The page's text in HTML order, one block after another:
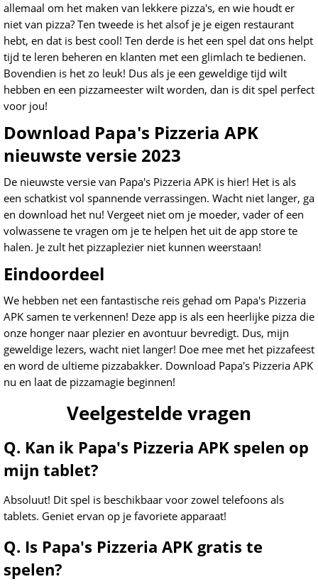
allemaal om het maken van lekkere pizza's, en wie houdt er
niet van pizza? Ten tweede is het alsof je je eigen restaurant
hebt, en dat is best cool! Ten derde is het een spel dat ons helpt
tijd te leren beheren en klanten met een glimlach te bedienen.
Bovendien is het zo leuk! Dus als je een geweldige tijd wilt
hebben en een pizzameester wilt worden, dan is dit spel perfect
voor jou!
Download Papa's Pizzeria APK
nieuwste versie 2023
De nieuwste versie van Papa's Pizzeria APK is hier! Het is als
een schatkist vol spannende verrassingen. Wacht niet langer, ga
en download het nu! Vergeet niet om je moeder, vader of een
volwassene te vragen om je te helpen het uit de app store te
halen. Je zult het pizzaplezier niet kunnen weerstaan!
Eindoordeel
We hebben net een fantastische reis gehad om Papa's Pizzeria
APK samen te verkennen! Deze app is als een heerlijke pizza die
onze honger naar plezier en avontuur bevredigt. Dus, mijn
geweldige lezers, wacht niet langer! Doe mee met het pizzafeest
en word de ultieme pizzabakker. Download Papa's Pizzeria APK
nu en laat de pizzamagie beginnen!
Veelgestelde vragen
Q. Kan ik Papa's Pizzeria APK spelen op
mijn tablet?
Absoluut! Dit spel is beschikbaar voor zowel telefoons als
tablets. Geniet ervan op je favoriete apparaat!
Q. Is Papa's Pizzeria APK gratis te
spelen?